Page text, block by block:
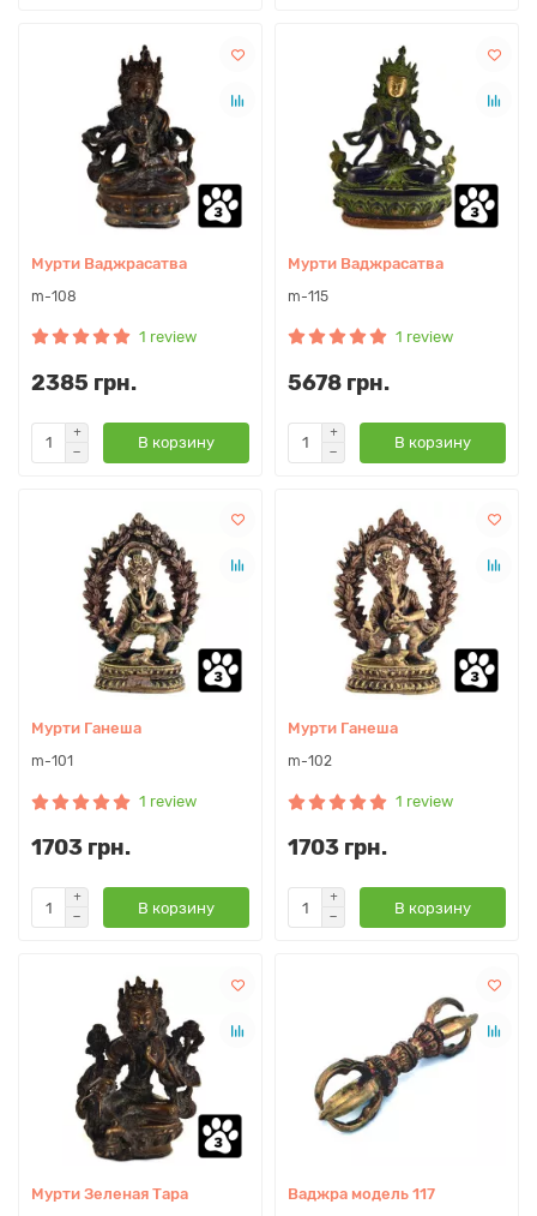
Мурти Ваджрасатва
m-108
1 review
2385 грн.
В корзину
Мурти Ваджрасатва
m-115
1 review
5678 грн.
В корзину
Мурти Ганеша
m-101
1 review
1703 грн.
В корзину
Мурти Ганеша
m-102
1 review
1703 грн.
В корзину
Мурти Зеленая Тара Ваджра модель 117